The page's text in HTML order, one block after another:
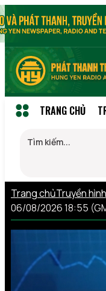
TRANG CHỦ
Trang chủTruyền hình
06/08/2026 18:55